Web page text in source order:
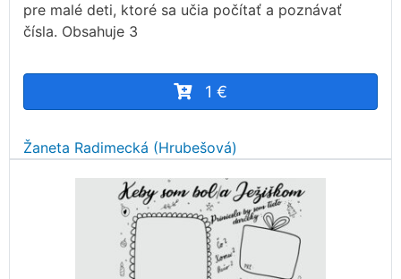
pre malé deti, ktoré sa učia počítať a poznávať
čísla. Obsahuje 3
1 €
Žaneta Radimecká (Hrubešová)